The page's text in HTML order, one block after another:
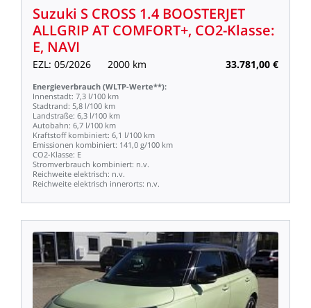
Suzuki S CROSS 1.4 BOOSTERJET
ALLGRIPAT COMFORT+, CO2-Klasse:
E, NAVI
EZL: 05/2026 2000 km 33.781,00 €
Energieverbrauch (WLTP-Werte**):
Innenstadt: 7,3 l/100 km
Stadtrand: 5,8 l/100 km
Landstraße: 6,3 l/100 km
Autobahn: 6,7 l/100 km
Kraftstoff kombiniert: 6,1 l/100 km
Emissionen kombiniert: 141,0 g/100 km
CO2-Klasse: E
Stromverbrauch kombiniert: n.v.
Reichweite elektrisch: n.v.
Reichweite elektrisch innerorts: n.v.